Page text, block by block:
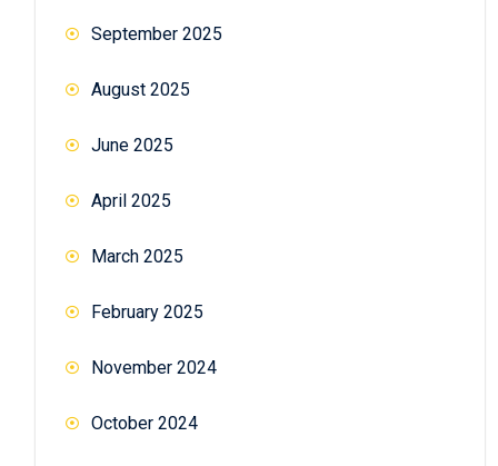
September 2025
August 2025
June 2025
April 2025
March 2025
February 2025
November 2024
October 2024